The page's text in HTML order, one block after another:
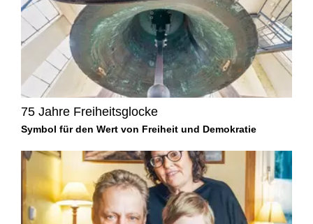
75 Jahre Freiheitsglocke
Symbol für den Wert von Freiheit und Demokratie